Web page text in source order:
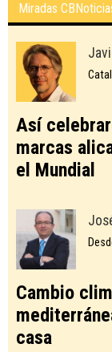
Miradas
Así
marcas
el Mundial
Cambio
casa